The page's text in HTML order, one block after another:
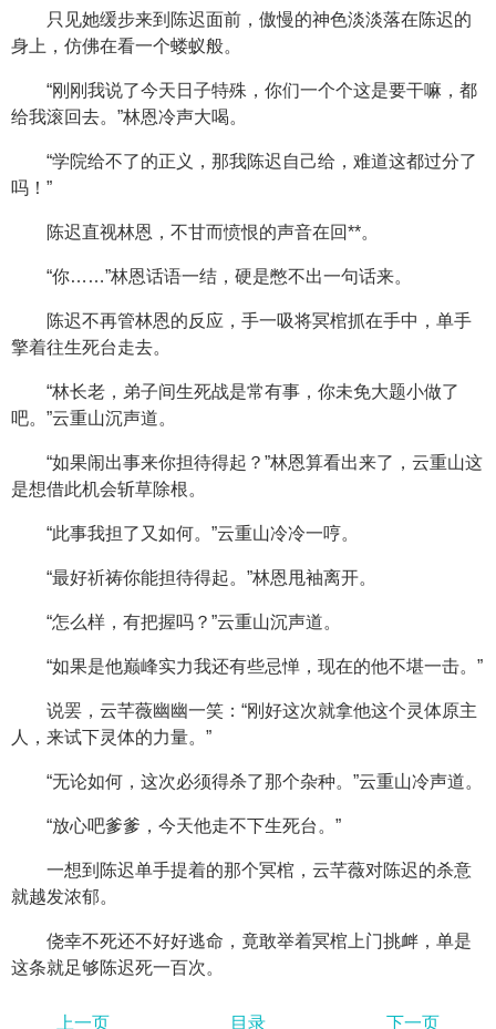
只见她缓步来到陈迟面前，傲慢的神色淡淡落在陈迟的
身上，仿佛在看一个蝼蚁般。
“刚刚我说了今天日子特殊，你们一个个这是要干嘛，都
给我滚回去。”林恩冷声大喝。
“学院给不了的正义，那我陈迟自己给，难道这都过分了
吗！”
陈迟直视林恩，不甘而愤恨的声音在回**。
“你……”林恩话语一结，硬是憋不出一句话来。
陈迟不再管林恩的反应，手一吸将冥棺抓在手中，单手
擎着往生死台走去。
“林长老，弟子间生死战是常有事，你未免大题小做了
吧。”云重山沉声道。
“如果闹出事来你担待得起？”林恩算看出来了，云重山这
是想借此机会斩草除根。
“此事我担了又如何。”云重山冷冷一哼。
“最好祈祷你能担待得起。”林恩甩袖离开。
“怎么样，有把握吗？”云重山沉声道。
“如果是他巅峰实力我还有些忌惮，现在的他不堪一击。”
说罢，云芊薇幽幽一笑：“刚好这次就拿他这个灵体原主
人，来试下灵体的力量。”
“无论如何，这次必须得杀了那个杂种。”云重山冷声道。
“放心吧爹爹，今天他走不下生死台。”
一想到陈迟单手提着的那个冥棺，云芊薇对陈迟的杀意
就越发浓郁。
侥幸不死还不好好逃命，竟敢举着冥棺上门挑衅，单是
这条就足够陈迟死一百次。
上一页 目录 下一页